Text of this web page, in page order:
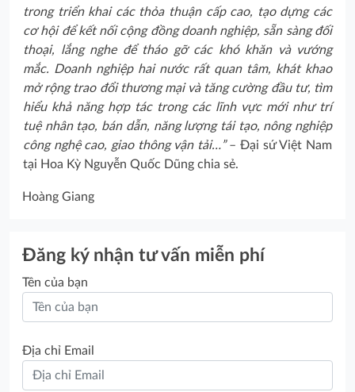
trong triển khai các thỏa thuận cấp cao, tạo dựng các
cơ hội để kết nối cộng đồng doanh nghiệp, sẵn sàng đối
thoại, lắng nghe để tháo gỡ các khó khăn và vướng
mắc. Doanh nghiệp hai nước rất quan tâm, khát khao
mở rộng trao đổi thương mại và tăng cường đầu tư, tìm
hiểu khả năng hợp tác trong các lĩnh vực mới như trí
tuệ nhân tạo, bán dẫn, năng lượng tái tạo, nông nghiệp
công nghệ cao, giao thông vận tải…”– Đại sứ Việt Nam
tại Hoa Kỳ Nguyễn Quốc Dũng chia sẻ.
Hoàng Giang
Đăng ký nhận tư vấn miễn phí
Tên của bạn
Địa chỉ Email